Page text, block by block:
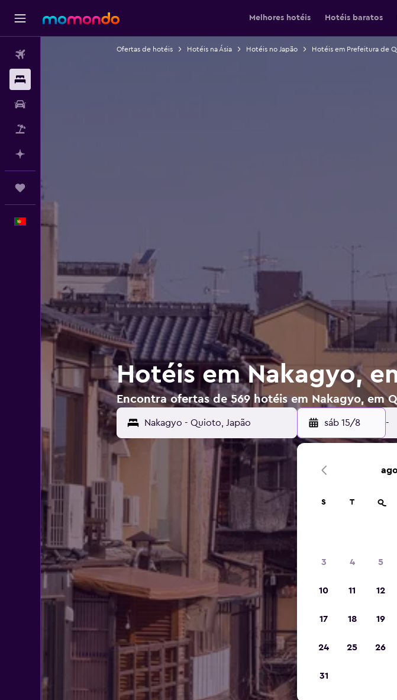
Melhores hotéis Hotéis baratos
Trips
Português
Ofertas de hotéis Hotéis na Ásia Hotéis no Japão Hotéis em Prefeitura de
Hotéis em Nakagyo,
Encontra ofertas de 569 hotéis em Nakagyo, em
sáb 15/8 -
S T Q
3 4 5
10 11 12
17 18 19
24 25 26
31